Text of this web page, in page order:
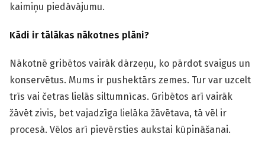
kaimiņu piedāvājumu.
Kādi ir tālākas nākotnes plāni?
Nākotnē gribētos vairāk dārzeņu, ko pārdot svaigus un
konservētus. Mums ir pushektārs zemes. Tur var uzcelt
trīs vai četras lielās siltumnīcas. Gribētos arī vairāk
žāvēt zivis, bet vajadzīga lielāka žāvētava, tā vēl ir
procesā. Vēlos arī pievērsties aukstai kūpināšanai.